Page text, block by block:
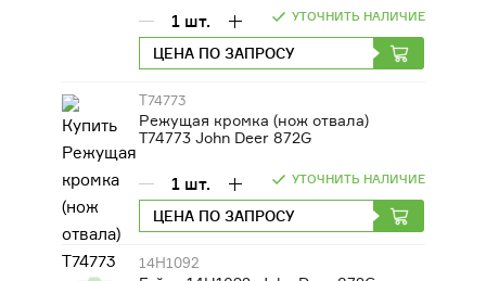
УТОЧНИТЬ НАЛИЧИЕ
1 шт.
ЦЕНА ПО ЗАПРОСУ
T74773
Режущая кромка (нож отвала)
T74773 John Deer 872G
УТОЧНИТЬ НАЛИЧИЕ
1 шт.
ЦЕНА ПО ЗАПРОСУ
14H1092